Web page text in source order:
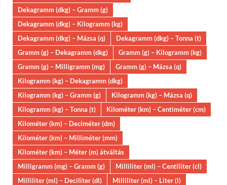
Dekagramm (dkg) – Gramm (g)
Dekagramm (dkg) – Kilogramm (kg)
Dekagramm (dkg) – Mázsa (q)
Dekagramm (dkg) – Tonna (t)
Gramm (g) – Dekagramm (dkg)
Gramm (g) – Kilogramm (kg)
Gramm (g) – Milligramm (mg)
Gramm (g) – Mázsa (q)
Kilogramm (kg) – Dekagramm (dkg)
Kilogramm (kg) – Gramm (g)
Kilogramm (kg) – Mázsa (q)
Kilogramm (kg) – Tonna (t)
Kilométer (km) – Centiméter (cm)
Kilométer (km) – Deciméter (dm)
Kilométer (km) – Milliméter (mm)
Kilométer (km) – Méter (m) átváltás
Milligramm (mg) – Gramm (g)
Milliliter (ml) – Centiliter (cl)
Milliliter (ml) – Deciliter (dl)
Milliliter (ml) – Liter (l)